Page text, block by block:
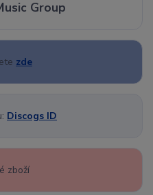
Group
zde
Discogs ID
zboží